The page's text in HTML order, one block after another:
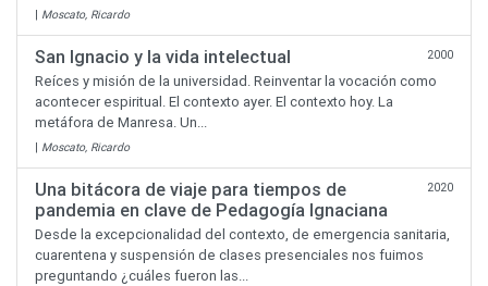
| Moscato, Ricardo
San Ignacio y la vida intelectual 2000
Reíces y misión de la universidad. Reinventar la vocación como
acontecer espiritual. El contexto ayer. El contexto hoy. La
metáfora de Manresa. Un...
| Moscato, Ricardo
Una bitácora de viaje para tiempos de
pandemia en clave de Pedagogía Ignaciana
2020
Desde la excepcionalidad del contexto, de emergencia sanitaria,
cuarentena y suspensión de clases presenciales nos fuimos
preguntando ¿cuáles fueron las...